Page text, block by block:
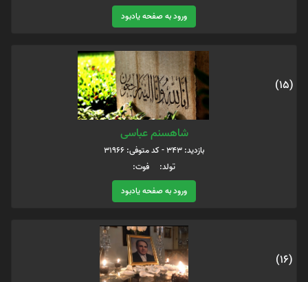
ورود به صفحه یادبود
(15)
شاهسنم عباسی
بازدید: 343 - کد متوفی: 31966
تولد: فوت:
ورود به صفحه یادبود
(16)